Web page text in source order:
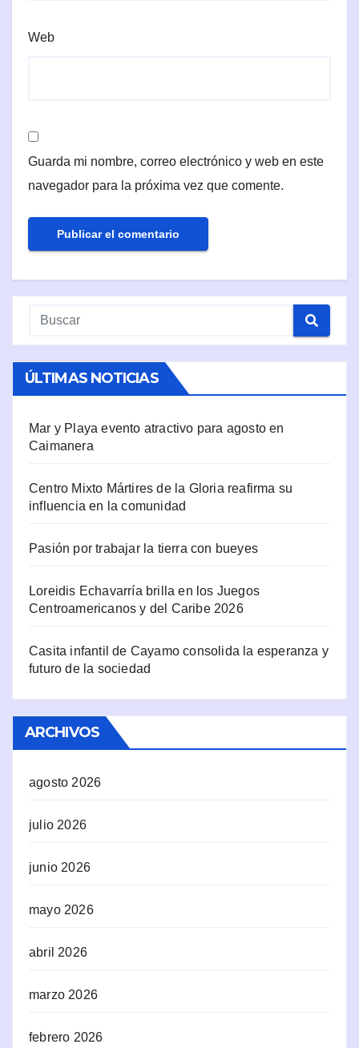
Web
Guarda mi nombre, correo electrónico y web en este
navegador para la próxima vez que comente.
ÚLTIMAS NOTICIAS
Mar y Playa evento atractivo para agosto en
Caimanera
Centro Mixto Mártires de la Gloria reafirma su
influencia en la comunidad
Pasión por trabajar la tierra con bueyes
Loreidis Echavarría brilla en los Juegos
Centroamericanos y del Caribe 2026
Casita infantil de Cayamo consolida la esperanza y
futuro de la sociedad
ARCHIVOS
agosto 2026
julio 2026
junio 2026
mayo 2026
abril 2026
marzo 2026
febrero 2026